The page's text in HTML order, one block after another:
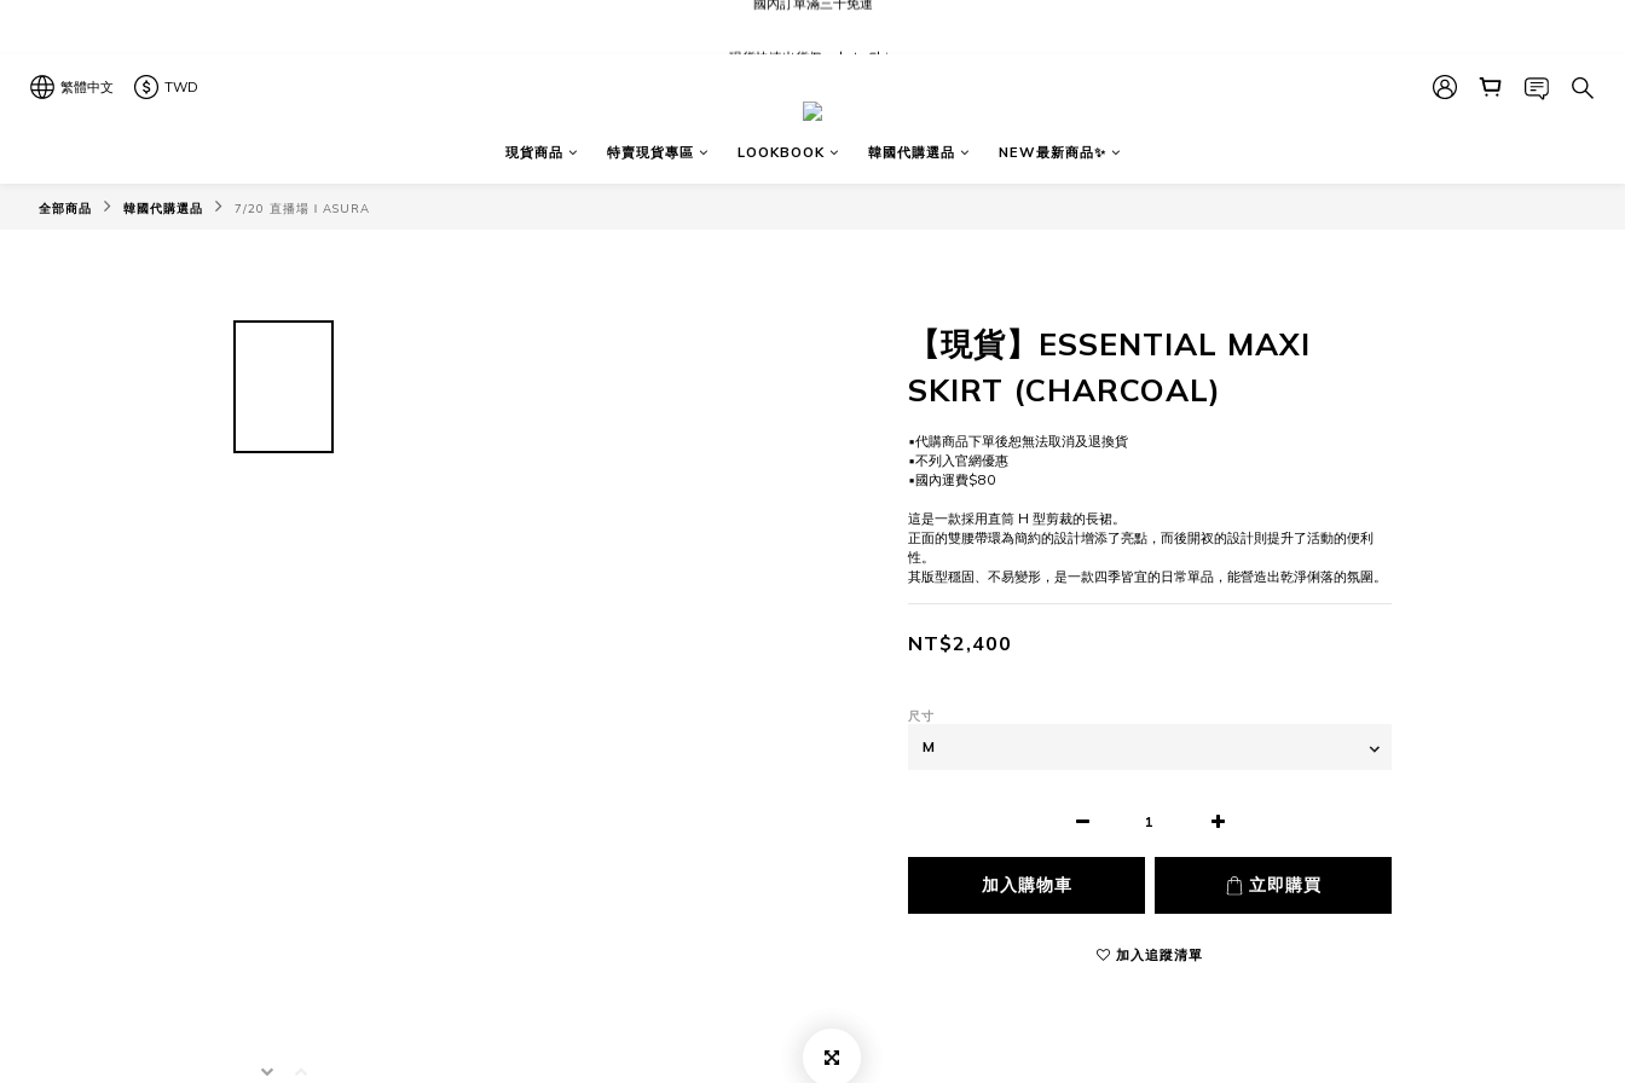
繁體中文 TWD
現貨商品 特賣現貨專區 LOOKBOOK 韓國代購選品 NEW最新商品✨
全部商品 韓國代購選品 7/20 直播場ＩASURA
【現貨】ESSENTIAL MAXI
SKIRT (CHARCOAL)
▪代購商品下單後恕無法取消及退換貨
▪不列入官網優惠
▪國內運費$80
這是一款採用直筒 H 型剪裁的長裙。
正面的雙腰帶環為簡約的設計增添了亮點，而後開衩的設計則提升了活動的便利
性。
其版型穩固、不易變形，是一款四季皆宜的日常單品，能營造出乾淨俐落的氛圍。
NT$2,400
尺寸
加入購物車 立即購買
加入追蹤清單